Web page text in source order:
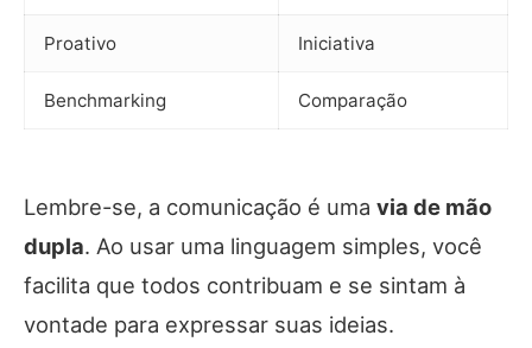
Proativo Iniciativa
Benchmarking Comparação
Lembre-se, a comunicação é uma via de mão
dupla. Ao usar uma linguagem simples, você
facilita que todos contribuam e se sintam à
vontade para expressar suas ideias.